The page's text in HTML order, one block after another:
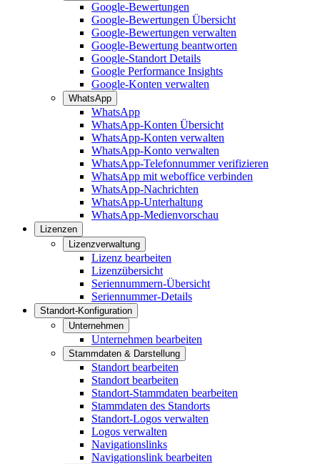
Google-Bewertungen
Google-Bewertungen Übersicht
Google-Bewertungen verwalten
Google-Bewertung beantworten
Google-Standort Details
Google Performance Insights
Google-Konten verwalten
WhatsApp
WhatsApp
WhatsApp-Konten Übersicht
WhatsApp-Konten verwalten
WhatsApp-Konto verwalten
WhatsApp-Telefonnummer verifizieren
WhatsApp mit weboffice verbinden
WhatsApp-Nachrichten
WhatsApp-Unterhaltung
WhatsApp-Medienvorschau
Lizenzen
Lizenzverwaltung
Lizenz bearbeiten
Lizenzübersicht
Seriennummern-Übersicht
Seriennummer-Details
Standort-Konfiguration
Unternehmen
Unternehmen bearbeiten
Stammdaten & Darstellung
Standort bearbeiten
Standort bearbeiten
Standort-Stammdaten bearbeiten
Stammdaten des Standorts
Standort-Logos verwalten
Logos verwalten
Navigationslinks
Navigationslink bearbeiten